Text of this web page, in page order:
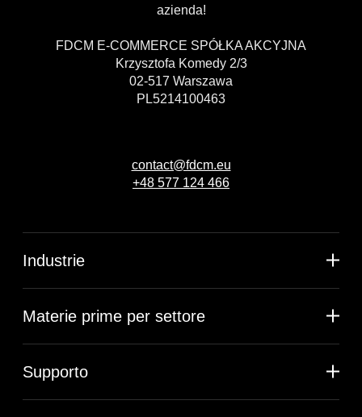
azienda!
FDCM E-COMMERCE SPÓŁKA AKCYJNA
Krzysztofa Komedy 2/3
02-517 Warszawa
PL5214100463
contact@fdcm.eu
+48 577 124 466
Industrie
Materie prime per settore
Supporto